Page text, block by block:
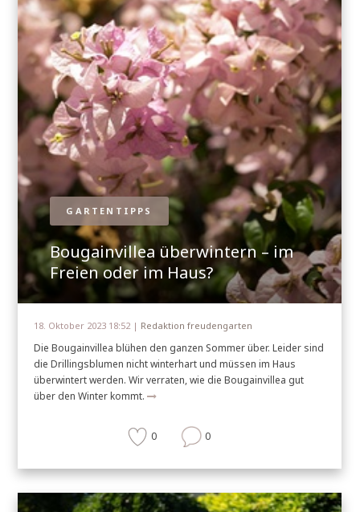
GARTENTIPPS
Bougainvillea überwintern – im
Freien oder im Haus?
18. Oktober 2023 18:52 | Redaktion freudengarten
Die Bougainvillea blühen den ganzen Sommer über. Leider sind
die Drillingsblumen nicht winterhart und müssen im Haus
überwintert werden. Wir verraten, wie die Bougainvillea gut
über den Winter kommt.
0 0